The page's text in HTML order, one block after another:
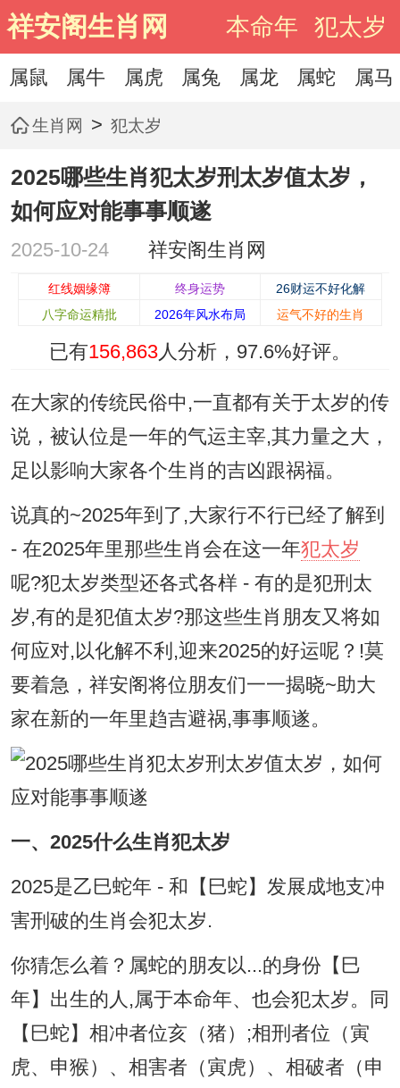
祥安阁生肖网 本命年 犯太岁
属鼠 属牛 属虎 属兔 属龙 属蛇 属马
生肖网 > 犯太岁
2025哪些生肖犯太岁刑太岁值太岁，
如何应对能事事顺遂
2025-10-24 祥安阁生肖网
红线姻缘簿 终身运势
26财运不好化解
八字命运精批
2026年风水布局 运气不好的生肖
已有156,863人分析， 97.6%好评。
在大家的传统民俗中,一直都有关于太岁的传
说，被认位是一年的气运主宰,其力量之大，
足以影响大家各个生肖的吉凶跟祸福。
说真的~2025年到了,大家行不行已经了解到
- 在2025年里那些生肖会在这一年犯太岁
呢?犯太岁类型还各式各样 - 有的是犯刑太
岁,有的是犯值太岁?那这些生肖朋友又将如
何应对,以化解不利,迎来2025的好运呢？!莫
要着急，祥安阁将位朋友们一一揭晓~助大
家在新的一年里趋吉避祸,事事顺遂。
一、2025什么生肖犯太岁
2025是乙巳蛇年 - 和【巳蛇】发展成地支冲
害刑破的生肖会犯太岁.
你猜怎么着？属蛇的朋友以...的身份【巳
年】出生的人,属于本命年、也会犯太岁。同
【巳蛇】相冲者位亥（猪）;相刑者位（寅
虎、申猴）、相害者（寅虎）、相破者（申